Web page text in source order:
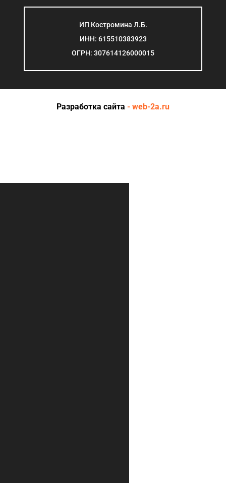
ИП Костромина Л.Б.
ИНН: 615510383923
ОГРН: 307614126000015
Разработка сайта - web-2a.ru